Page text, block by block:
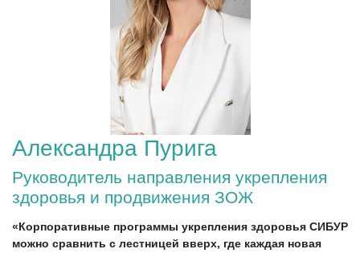
Александра Пурига
Руководитель направления укрепления
здоровья и продвижения ЗОЖ
«Корпоративные программы укрепления здоровья СИБУР
можно сравнить с лестницей вверх, где каждая новая